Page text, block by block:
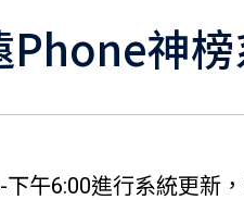
Phone神
午6:00進行系統更新